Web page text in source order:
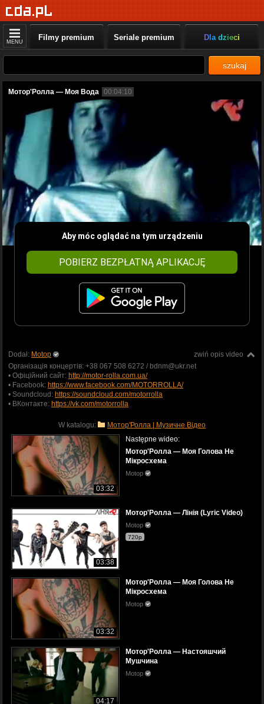
MENU Filmy premium Seriale premium Dla dzieci
szukaj
Мотор'Ролла — Моя Вода 00:04:10
Aby móc oglądać na tym urządzeniu
POBIERZ BEZPŁATNĄ APLIKACJĘ
zwiń opis video
Dodał: Motop
Організація концертів: +38 067 508 6272 / bdnm@ukr.net
• Офіційний сайт: http://motor-rolla.com.ua/
• Facebook: https://www.facebook.com/MOTORROLLA/
• Soundcloud: https://soundcloud.com/motorrolla
• ВКонтакте: https://vk.com/motorrolla
W katalogu: Mотор'Ролла | Музичне Відео
03:32
Następne wideo:
Мотор'Ролла — Моя Голова Не
Мікросхема
Motop
03:38
Мотор'Ролла — Лінія (Lyric Video)
Motop
720p
03:32
Мотор'Ролла — Моя Голова Не
Мікросхема
Motop
04:17
Мотор'Ролла — Настояшчий
Мушчина
Motop